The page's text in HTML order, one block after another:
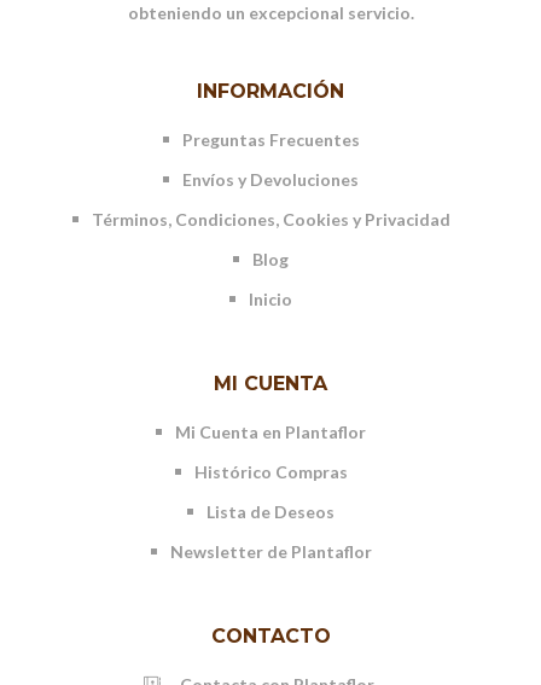
obteniendo un excepcional servicio.
INFORMACIÓN
Preguntas Frecuentes
Envíos y Devoluciones
Términos, Condiciones, Cookies y Privacidad
Blog
Inicio
MI CUENTA
Mi Cuenta en Plantaflor
Histórico Compras
Lista de Deseos
Newsletter de Plantaflor
CONTACTO